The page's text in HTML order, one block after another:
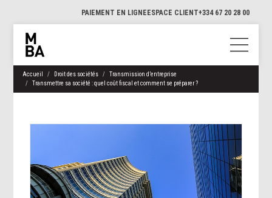
PAIEMENT EN LIGNEESPACE CLIENT+334 67 20 28 00
Accueil Droit des sociétés
Transmission d’entreprise
Transmettre sa société : quel coût fiscal et comment se préparer ?